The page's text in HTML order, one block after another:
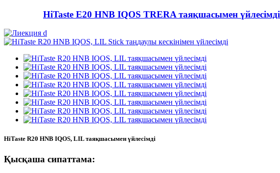
HiTaste E20 HNB IQOS TRERA таяқшасымен үйлесімді
HiTaste R20 HNB IQOS, LIL таяқшасымен үйлесімді
Қысқаша сипаттама: